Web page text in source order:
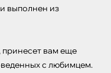
выполнен из
принесет вам еще
с любимцем.